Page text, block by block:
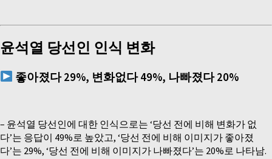
윤석열 당선인 인식 변화
좋아졌다29%, 변화없다49%, 나빠졌다20%
– 윤석열 당선인에 대한 인식으로는 ‘당선 전에 비해 변화가 없
다’는 응답이 49%로 높았고, ‘당선 전에 비해 이미지가 좋아졌
다’는 29%, ‘당선 전에 비해 이미지가 나빠졌다’는 20%로 나타남.